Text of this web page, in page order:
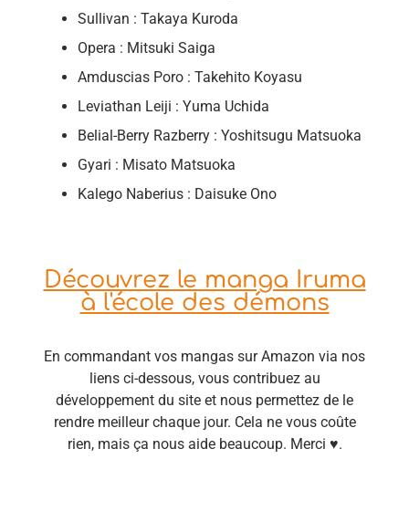
Sullivan : Takaya Kuroda
Opera : Mitsuki Saiga
Amduscias Poro : Takehito Koyasu
Leviathan Leiji : Yuma Uchida
Belial-Berry Razberry : Yoshitsugu Matsuoka
Gyari : Misato Matsuoka
Kalego Naberius : Daisuke Ono
Découvrez le manga Iruma
à l'école des démons
En commandant vos mangas sur Amazon via nos
liens ci-dessous, vous contribuez au
développement du site et nous permettez de le
rendre meilleur chaque jour. Cela ne vous coûte
rien, mais ça nous aide beaucoup. Merci ♥.